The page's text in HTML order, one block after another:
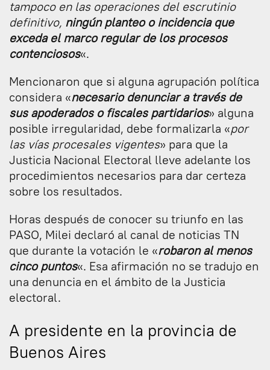
tampoco en las operaciones del escrutinio
definitivo, ningún planteo o incidencia que
exceda el marco regular de los procesos
contenciosos«.
Mencionaron que si alguna agrupación política
considera «necesario denunciar a través de
sus apoderados o fiscales partidarios» alguna
posible irregularidad, debe formalizarla «por
las vías procesales vigentes» para que la
Justicia Nacional Electoral lleve adelante los
procedimientos necesarios para dar certeza
sobre los resultados.
Horas después de conocer su triunfo en las
PASO, Milei declaró al canal de noticias TN
que durante la votación le «robaron al menos
cinco puntos«. Esa afirmación no se tradujo en
una denuncia en el ámbito de la Justicia
electoral.
A presidente en la provincia de
Buenos Aires